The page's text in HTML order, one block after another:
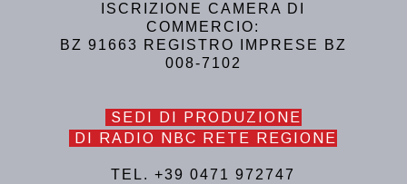
ISCRIZIONE CAMERA DI
COMMERCIO:
BZ 91663 REGISTRO IMPRESE BZ
008-7102
SEDI DI PRODUZIONE
DI RADIO NBC RETE REGIONE
TEL. +39 0471 972747